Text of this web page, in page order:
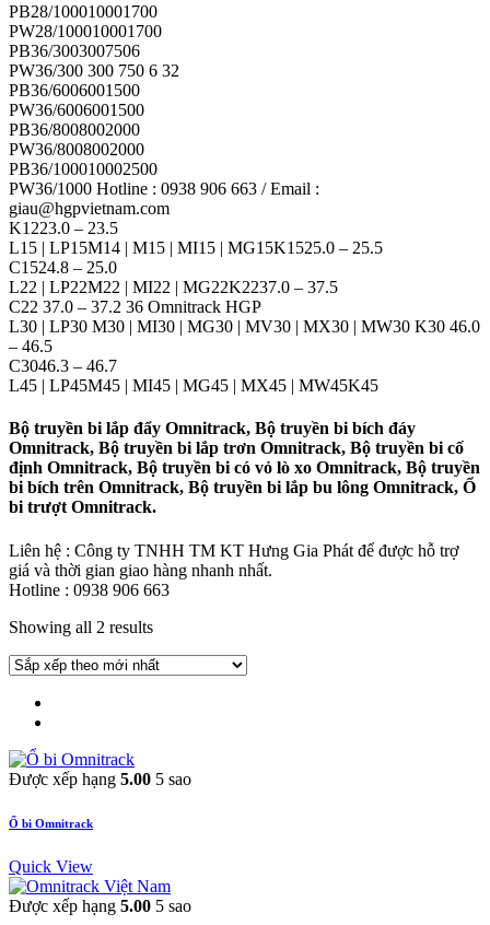
PB28/100010001700
PW28/100010001700
PB36/3003007506
PW36/300 300 750 6 32
PB36/6006001500
PW36/6006001500
PB36/8008002000
PW36/8008002000
PB36/100010002500
PW36/1000 Hotline : 0938 906 663 / Email :
giau@hgpvietnam.com
K1223.0 – 23.5
L15 | LP15M14 | M15 | MI15 | MG15K1525.0 – 25.5
C1524.8 – 25.0
L22 | LP22M22 | MI22 | MG22K2237.0 – 37.5
C22 37.0 – 37.2 36 Omnitrack HGP
L30 | LP30 M30 | MI30 | MG30 | MV30 | MX30 | MW30 K30 46.0
– 46.5
C3046.3 – 46.7
L45 | LP45M45 | MI45 | MG45 | MX45 | MW45K45
Bộ truyền bi lắp đẩy Omnitrack, Bộ truyền bi bích đáy
Omnitrack, Bộ truyền bi lắp trơn Omnitrack, Bộ truyền bi cố
định Omnitrack, Bộ truyền bi có vỏ lò xo Omnitrack, Bộ truyền
bi bích trên Omnitrack, Bộ truyền bi lắp bu lông Omnitrack, Ổ
bi trượt Omnitrack.
Liên hệ : Công ty TNHH TM KT Hưng Gia Phát để được hỗ trợ
giá và thời gian giao hàng nhanh nhất.
Hotline : 0938 906 663
Showing all 2 results
Được xếp hạng 5.00 5 sao
Ổ bi Omnitrack
Quick View
Được xếp hạng 5.00 5 sao